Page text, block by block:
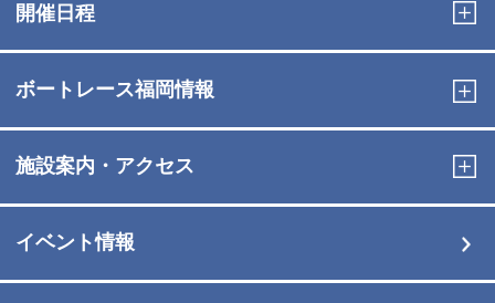
開催日程
ボートレース福岡情報
施設案内・アクセス
イベント情報